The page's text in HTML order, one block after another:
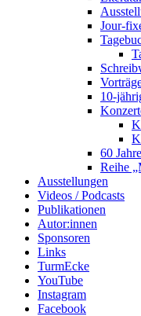
Jour-
10-
60
Reihe
Ausstellungen
Videos / Podcasts
Publikationen
Autor:innen
Sponsoren
Links
TurmEcke
YouTube
Instagram
Facebook